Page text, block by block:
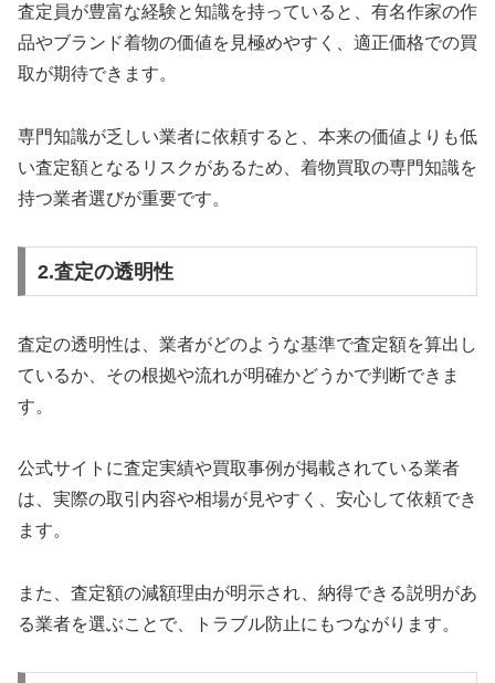
査定員が豊富な経験と知識を持っていると、有名作家の作
品やブランド着物の価値を見極めやすく、適正価格での買
取が期待できます。
専門知識が乏しい業者に依頼すると、本来の価値よりも低
い査定額となるリスクがあるため、着物買取の専門知識を
持つ業者選びが重要です。
2.査定の透明性
査定の透明性は、業者がどのような基準で査定額を算出し
ているか、その根拠や流れが明確かどうかで判断できま
す。
公式サイトに査定実績や買取事例が掲載されている業者
は、実際の取引内容や相場が見やすく、安心して依頼でき
ます。
また、査定額の減額理由が明示され、納得できる説明があ
る業者を選ぶことで、トラブル防止にもつながります。